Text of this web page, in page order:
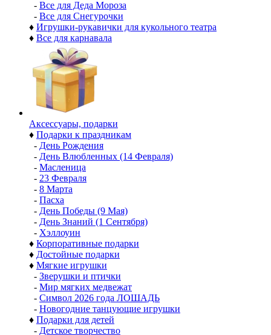
- Все для Деда Мороза
- Все для Снегурочки
♦ Игрушки-рукавички для кукольного театра
♦ Все для карнавала
Аксессуары, подарки
♦ Подарки к праздникам
- День Рождения
- День Влюбленных (14 Февраля)
- Масленица
- 23 Февраля
- 8 Марта
- Пасха
- День Победы (9 Мая)
- День Знаний (1 Сентября)
- Хэллоуин
♦ Корпоративные подарки
♦ Достойные подарки
♦ Мягкие игрушки
- Зверушки и птички
- Мир мягких медвежат
- Символ 2026 года ЛОШАДЬ
- Новогодние танцующие игрушки
♦ Подарки для детей
- Детское творчество